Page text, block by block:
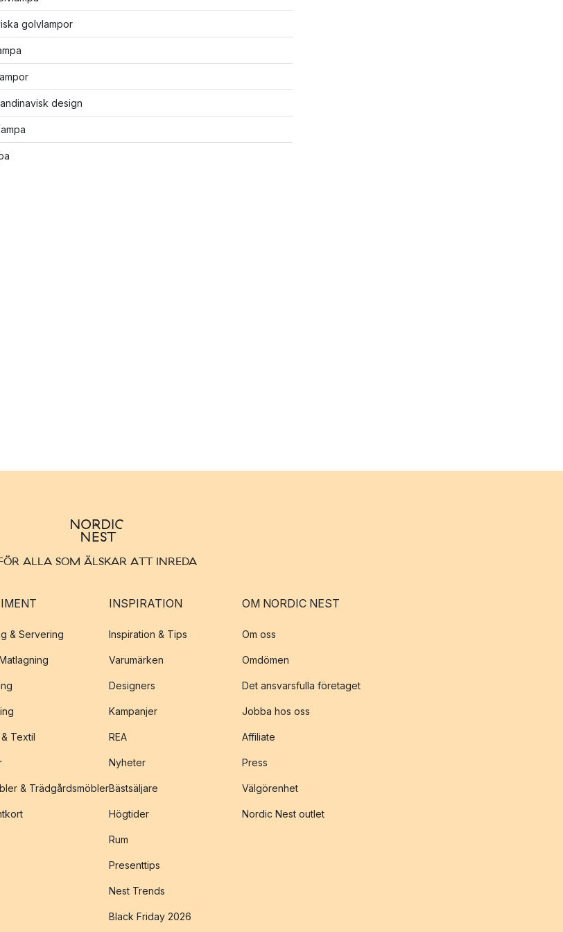
golvlampor
design
ALLA SOM ÄLSKAR ATT INREDA
& Servering
Textil
& Trädgårdsmöbler
INSPIRATION
Inspiration & Tips
Varumärken
Designers
Kampanjer
REA
Nyheter
Bästsäljare
Högtider
Rum
Presenttips
Nest Trends
Black Friday 2026
OM NORDIC NEST
Om oss
Omdömen
Det ansvarsfulla företaget
Jobba hos oss
Affiliate
Press
Välgörenhet
Nordic Nest outlet